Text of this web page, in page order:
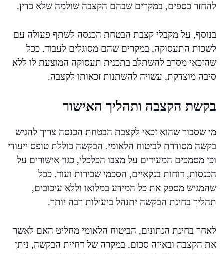
להחזר כספים, במקרים שבהם הקצבה שולמה שלא כדין.
בנוסף, על מקבלי קצבת הבטחת הכנסה לשתף פעולה עם
לשכות התעסוקה, במקרים שהם מסוגלים לעבוד. ככל
שהזכאי מסרב להשתלב בתכנית תעסוקה המוצעת לו ללא
סיבה מוצדקת, עשויה להשתנות זכאותו לקצבה.
בקשת הקצבה ותהליך האישור
מי שסבור שהוא זכאי לקצבת הבטחת הכנסה צריך להגיש
בקשה מסודרת לביטוח הלאומי. הבקשה כוללת טופס ייעודי
וכן מסמכים המעידים על מצבו הכלכלי, כגון אישורים על
הכנסות, דוחות בנקאיים, הסכמי שכירות ועוד. ככל
שהמגיש מספק את כל המידע במלואו וללא עיכובים,
תהליך בחינת הבקשה יתנהל ביעילות רבה יותר.
לאחר בחינת הנתונים, הביטוח הלאומי מחליט האם לאשר
את הקצבה ובאיזה סכום. במקרה של דחיית הבקשה, ניתן